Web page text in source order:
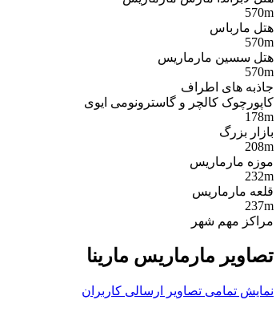
570m
هتل مارباس
570m
هتل سسین مارماریس
570m
جاذبه های اطراف
کاپورچوک کالچر و گاسترونومی ایوی
178m
بازار بزرگ
208m
موزه مارماریس
232m
قلعه مارماریس
237m
مراکز مهم شهر
تصاویر مارماریس مارینا
نمایش تمامی تصاویر ارسالی کاربران